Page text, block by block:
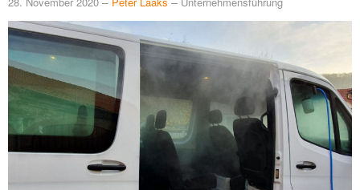
Medizin & Pharma
Gesundheit
Jobs & Karriere
Mitglieder-Beiträge